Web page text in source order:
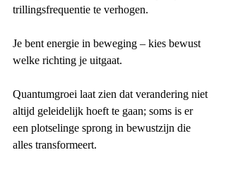
trillingsfrequentie te verhogen.
Je bent energie in beweging – kies bewust
welke richting je uitgaat.
Quantumgroei laat zien dat verandering niet
altijd geleidelijk hoeft te gaan; soms is er
een plotselinge sprong in bewustzijn die
alles transformeert.